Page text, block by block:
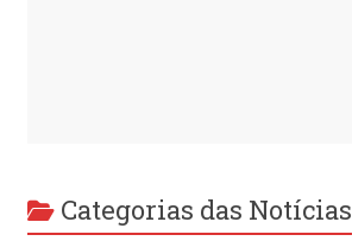
Categorias das Notícias